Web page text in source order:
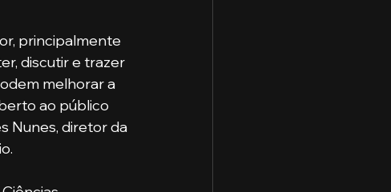
principalmente
discutir e trazer
melhorar a
ao público
Nunes, diretor da